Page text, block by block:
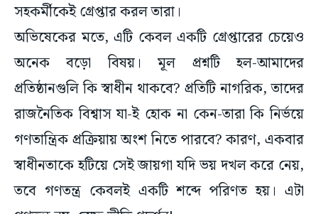
সহকর্মীকেই গ্রেপ্তার করল তারা।
অভিষেকের মতে, এটি কেবল একটি গ্রেপ্তারের চেয়েও
অনেক বড়ো বিষয়। মূল প্রশ্নটি হল-আমাদের
প্রতিষ্ঠানগুলি কি স্বাধীন থাকবে? প্রতিটি নাগরিক, তাদের
রাজনৈতিক বিশ্বাস যা-ই হোক না কেন-তারা কি নির্ভয়ে
গণতান্ত্রিক প্রক্রিয়ায় অংশ নিতে পারবে? কারণ, একবার
স্বাধীনতাকে হটিয়ে সেই জায়গা যদি ভয় দখল করে নেয়,
তবে গণতন্ত্র কেবলই একটি শব্দে পরিণত হয়। এটা